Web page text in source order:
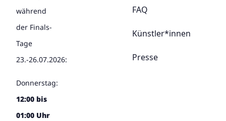
während
der Finals-
Tage
23.-26.07.2026:
Donnerstag:
12:00 bis
01:00 Uhr
FAQ
Künstler*innen
Presse